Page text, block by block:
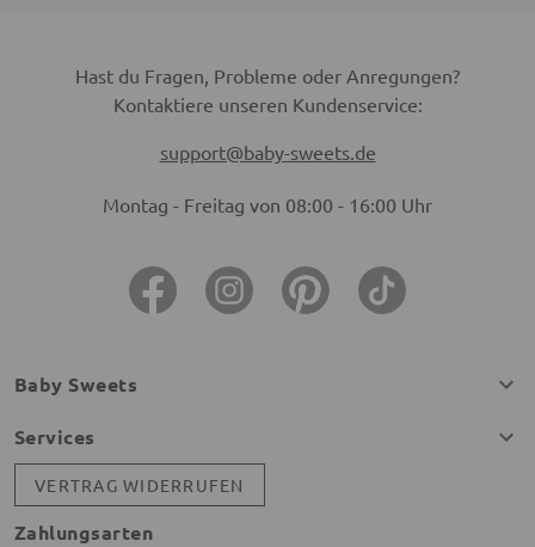
Hast du Fragen, Probleme oder Anregungen?
Kontaktiere unseren Kundenservice:
support@baby-sweets.de
Montag - Freitag von 08:00 - 16:00 Uhr
Baby Sweets
Services
VERTRAG WIDERRUFEN
Zahlungsarten